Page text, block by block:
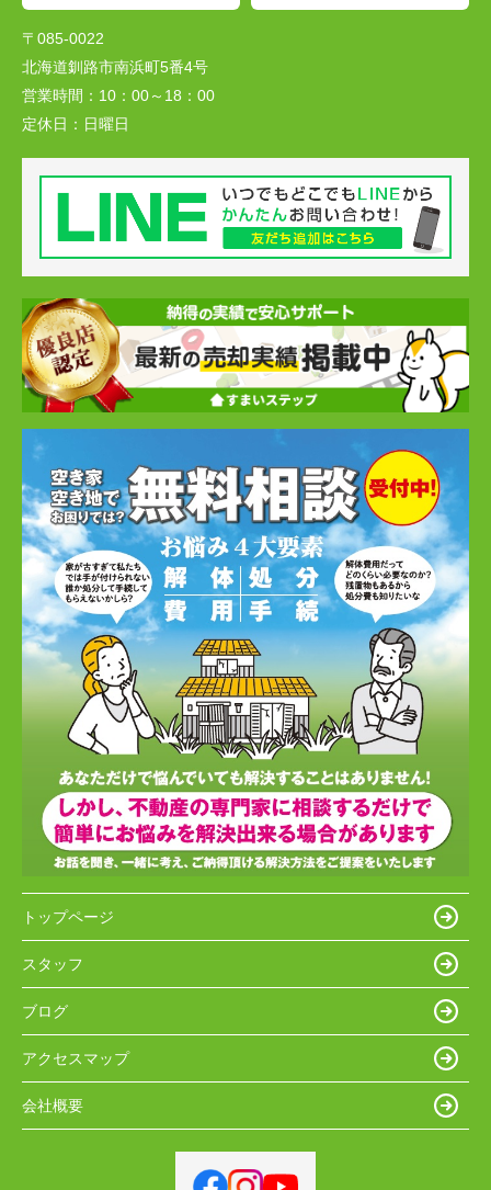
〒085-0022
北海道釧路市南浜町5番4号
営業時間： 10：00～18：00
定休日： 日曜日
トップページ
スタッフ
ブログ
アクセスマップ
会社概要